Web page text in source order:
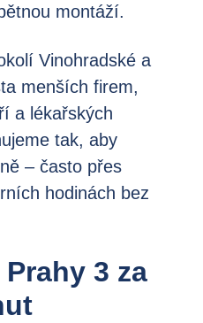
montáží.
Vinohradské a
menších firem,
a lékařských
tak, aby
– často přes
hodinách bez
3 za